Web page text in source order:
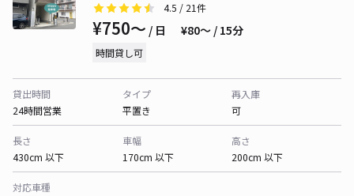
4.5 / 21件
¥750〜 / 日 ¥80〜 / 15分
時間貸し可
貸出時間
24時間営業
タイプ
平置き
再入庫
可
長さ
430cm 以下
車幅
170cm 以下
高さ
200cm 以下
対応車種